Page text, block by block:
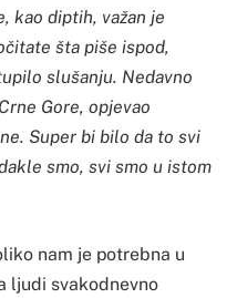
kao diptih, važan je
šta piše ispod,
slušanju. Nedavno
Gore, opjevao
Super bi bilo da to svi
smo, svi smo u istom
nam je potrebna u
ljudi svakodnevno